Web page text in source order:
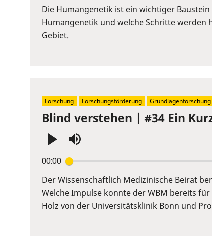
or
Space
Die Humangenetik ist ein wichtiger
Humangenetik und welche Schritte werden
Gebiet.
Blind verstehen | #34 Ein
00:00
Enter
or
Space
to
Der Wissenschaftlich Medizinische Beirat
Welche Impulse konnte der WBM bereits für
Holz von der Universitätsklinik Bonn und
Forschung Forschungsförderung Grundlagenforschung